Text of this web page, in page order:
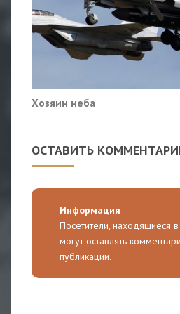
Хозяин неба
ОСТАВИТЬ
Информация
Посетители, находящиеся
могут оставлять
публикации.